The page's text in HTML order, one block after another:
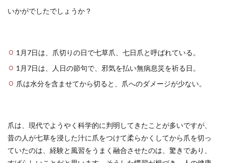
いかがでしたでしょうか？
1月7日は、爪切りの日で七草爪、七日爪と呼ばれている。
1月7日は、人日の節句で、邪気を払い無病息災を祈る日。
爪は水分を含ませてから切ると、爪へのダメージが少ない。
爪は、現代でようやく科学的に判明してきたことが多いですが、
昔の人が七草を浸した汁に爪をつけて柔らかくしてから爪を切っ
ていたのは、経験と風習をうまく融合させたのは、驚きであり、